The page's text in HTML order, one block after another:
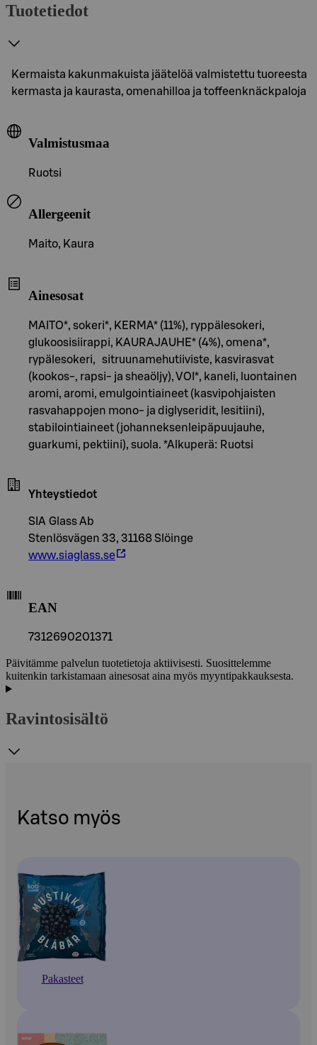
Tuotetiedot
Kermaista kakunmakuista jäätelöä valmistettu tuoreesta
kermasta ja kaurasta, omenahilloa ja toffeenknäckpaloja
Valmistusmaa
Ruotsi
Allergeenit
Maito, Kaura
Ainesosat
MAITO*, sokeri*, KERMA* (11%), ryppälesokeri,
glukoosisiirappi, KAURAJAUHE* (4%), omena*,
rypälesokeri, sitruunamehutiiviste, kasvirasvat
(kookos-, rapsi- ja sheaöljy), VOI*, kaneli, luontainen
aromi, aromi, emulgointiaineet (kasvipohjaisten
rasvahappojen mono- ja diglyseridit, lesitiini),
stabilointiaineet (johanneksenleipäpuujauhe,
guarkumi, pektiini), suola. *Alkuperä: Ruotsi
Yhteystiedot
SIA Glass Ab
Stenlösvägen 33, 31168 Slöinge
www.siaglass.se
EAN
7312690201371
Päivitämme palvelun tuotetietoja aktiivisesti. Suosittelemme
kuitenkin tarkistamaan ainesosat aina myös myyntipakkauksesta.
Ravintosisältö
Katso myös
Pakasteet